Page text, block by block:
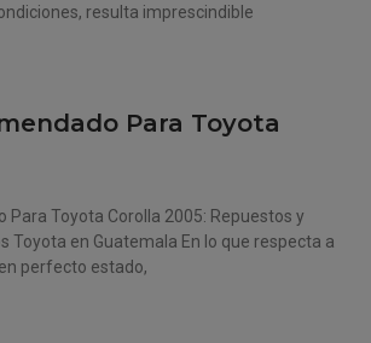
resulta imprescindible
Para Toyota
Para Toyota Corolla 2005: Repuestos y
Toyota en Guatemala En lo que respecta a
perfecto estado,